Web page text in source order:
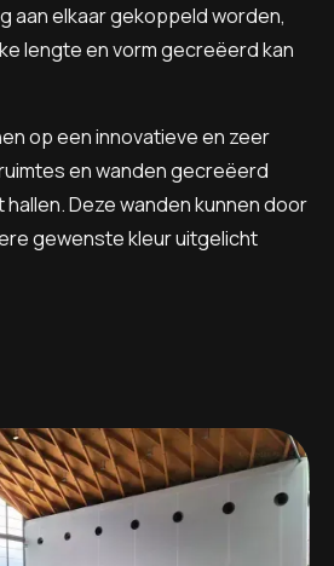
aan elkaar gekoppeld worden,
lengte en vorm gecreëerd kan
op een innovatieve en zeer
en wanden gecreëerd
Deze wanden kunnen door
gewenste kleur uitgelicht